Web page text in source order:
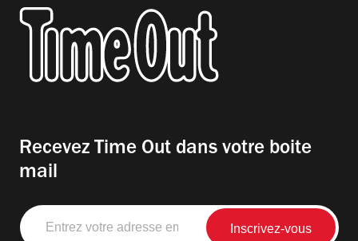
Recevez Time Out dans votre boite
mail
Entrez
votre